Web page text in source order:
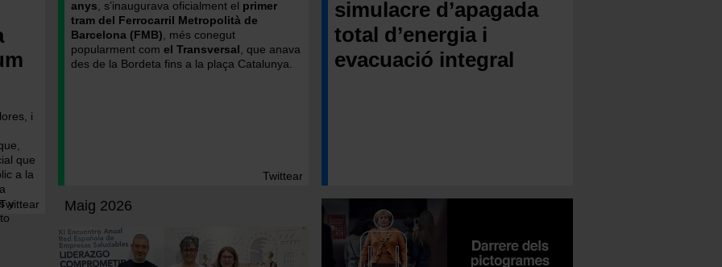
i
que
a la
a
y
Twittear
anys , s’inaugurava oficialment el primer
tram del Ferrocarril Metropolità de
Barcelona (FMB) , més conegut
popularment com el Transversal , que anava
des de la Bordeta fins a la plaça Catalunya.
Twittear
simulacre d’apagada
total d’energia i
evacuació integral
Maig 2026